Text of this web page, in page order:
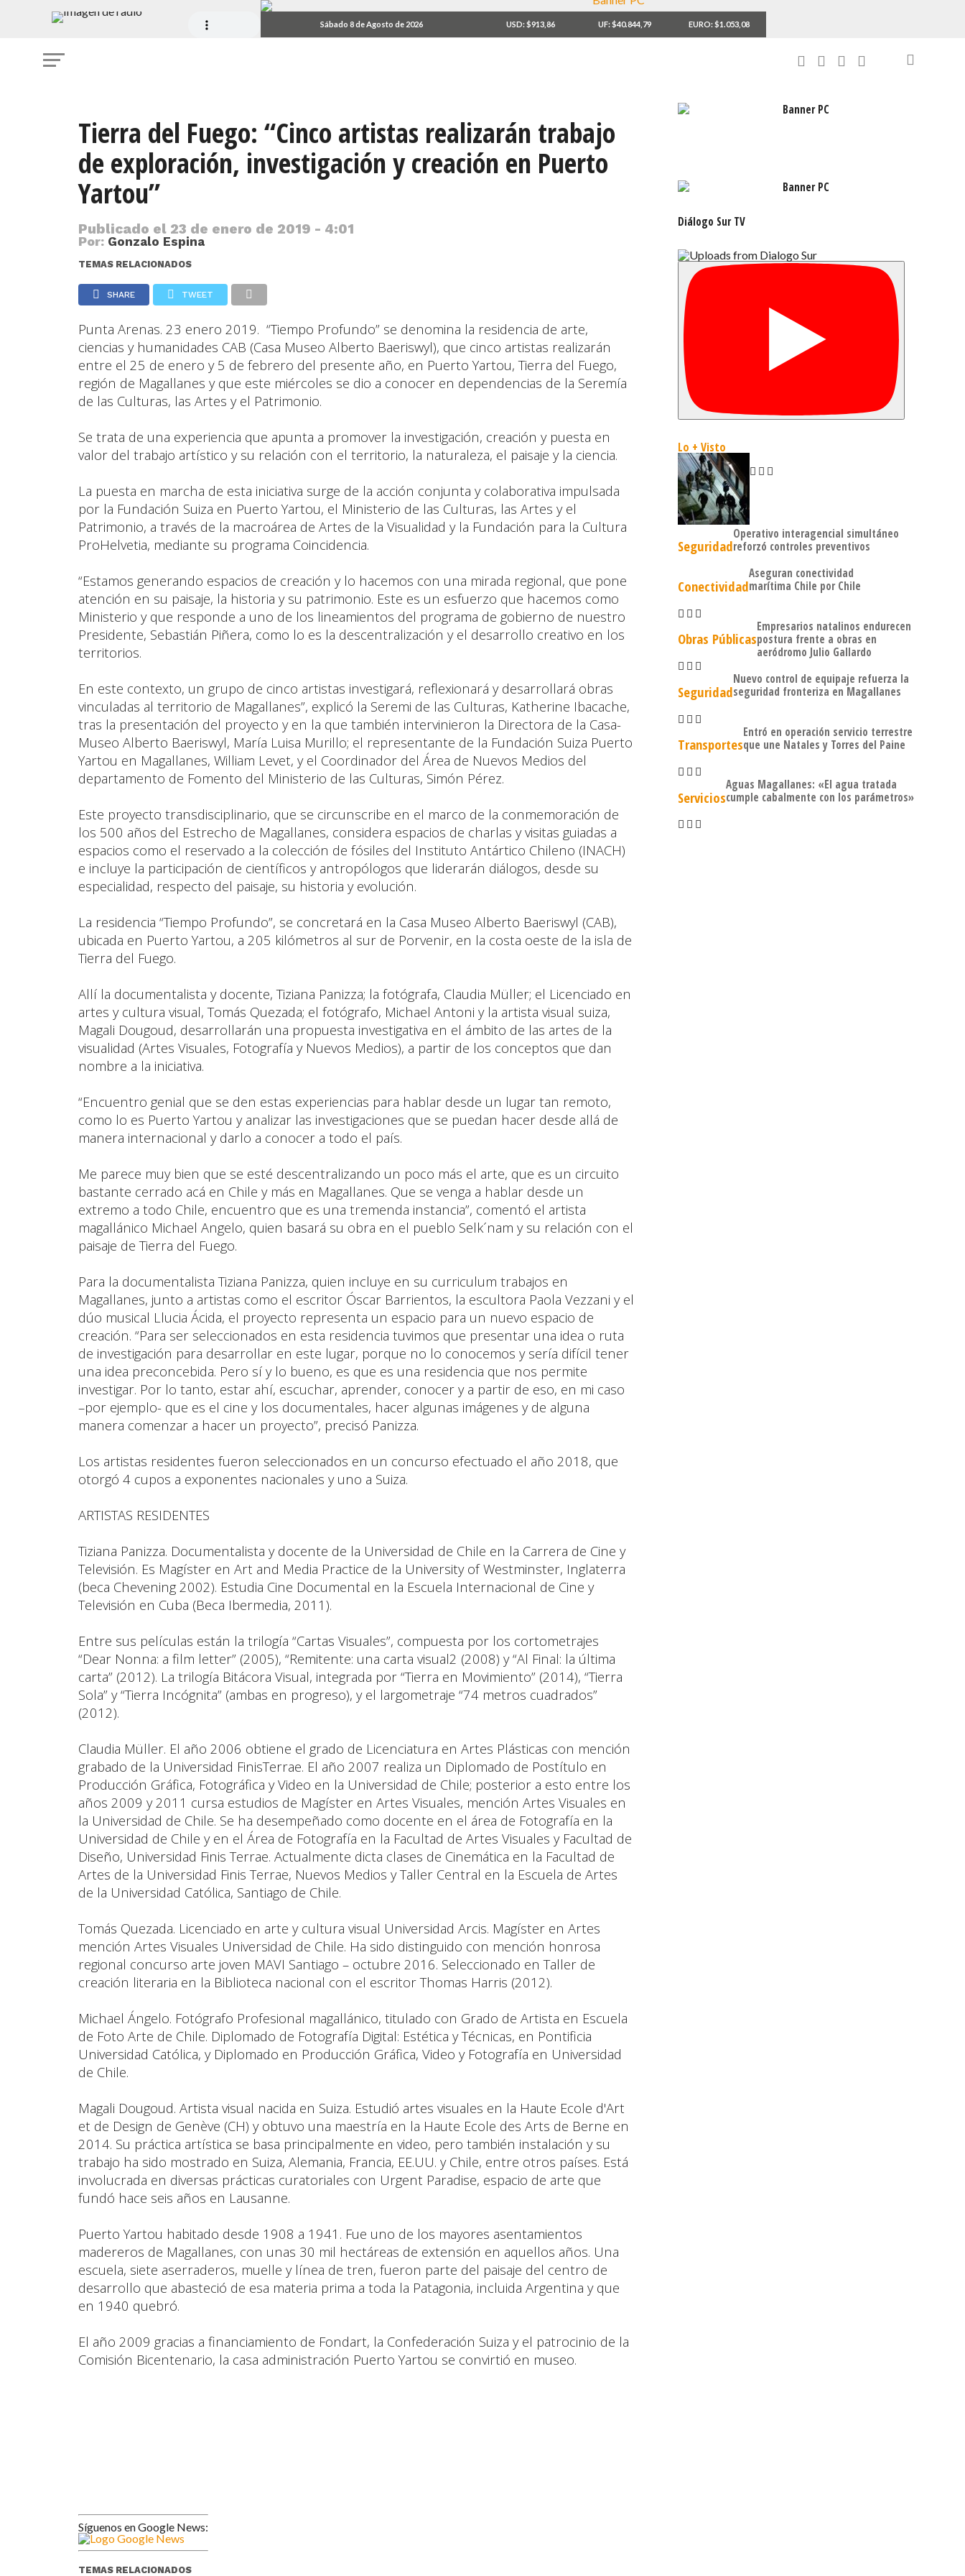
Sábado 8 de Agosto de 2026 USD: $913,86 UF: $40.844,79 EURO: $1.053,08
Tierra del Fuego: “Cinco artistas realizarán trabajo
de exploración, investigación y creación en Puerto
Yartou”
Publicado el 23 de enero de 2019 - 4:01
Por: Gonzalo Espina
TEMAS RELACIONADOS
SHARE TWEET
Punta Arenas. 23 enero 2019. “Tiempo Profundo” se denomina la residencia de arte,
ciencias y humanidades CAB (Casa Museo Alberto Baeriswyl), que cinco artistas realizarán
entre el 25 de enero y 5 de febrero del presente año, en Puerto Yartou, Tierra del Fuego,
región de Magallanes y que este miércoles se dio a conocer en dependencias de la Seremía
de las Culturas, las Artes y el Patrimonio.
Se trata de una experiencia que apunta a promover la investigación, creación y puesta en
valor del trabajo artístico y su relación con el territorio, la naturaleza, el paisaje y la ciencia.
La puesta en marcha de esta iniciativa surge de la acción conjunta y colaborativa impulsada
por la Fundación Suiza en Puerto Yartou, el Ministerio de las Culturas, las Artes y el
Patrimonio, a través de la macroárea de Artes de la Visualidad y la Fundación para la Cultura
ProHelvetia, mediante su programa Coincidencia.
“Estamos generando espacios de creación y lo hacemos con una mirada regional, que pone
atención en su paisaje, la historia y su patrimonio. Este es un esfuerzo que hacemos como
Ministerio y que responde a uno de los lineamientos del programa de gobierno de nuestro
Presidente, Sebastián Piñera, como lo es la descentralización y el desarrollo creativo en los
territorios.
En este contexto, un grupo de cinco artistas investigará, reflexionará y desarrollará obras
vinculadas al territorio de Magallanes”, explicó la Seremi de las Culturas, Katherine Ibacache,
tras la presentación del proyecto y en la que también intervinieron la Directora de la Casa-
Museo Alberto Baeriswyl, María Luisa Murillo; el representante de la Fundación Suiza Puerto
Yartou en Magallanes, William Levet, y el Coordinador del Área de Nuevos Medios del
departamento de Fomento del Ministerio de las Culturas, Simón Pérez.
Este proyecto transdisciplinario, que se circunscribe en el marco de la conmemoración de
los 500 años del Estrecho de Magallanes, considera espacios de charlas y visitas guiadas a
espacios como el reservado a la colección de fósiles del Instituto Antártico Chileno (INACH)
e incluye la participación de científicos y antropólogos que liderarán diálogos, desde su
especialidad, respecto del paisaje, su historia y evolución.
La residencia “Tiempo Profundo”, se concretará en la Casa Museo Alberto Baeriswyl (CAB),
ubicada en Puerto Yartou, a 205 kilómetros al sur de Porvenir, en la costa oeste de la isla de
Tierra del Fuego.
Allí la documentalista y docente, Tiziana Panizza; la fotógrafa, Claudia Müller; el Licenciado en
artes y cultura visual, Tomás Quezada; el fotógrafo, Michael Antoni y la artista visual suiza,
Magali Dougoud, desarrollarán una propuesta investigativa en el ámbito de las artes de la
visualidad (Artes Visuales, Fotografía y Nuevos Medios), a partir de los conceptos que dan
nombre a la iniciativa.
“Encuentro genial que se den estas experiencias para hablar desde un lugar tan remoto,
como lo es Puerto Yartou y analizar las investigaciones que se puedan hacer desde allá de
manera internacional y darlo a conocer a todo el país.
Me parece muy bien que se esté descentralizando un poco más el arte, que es un circuito
bastante cerrado acá en Chile y más en Magallanes. Que se venga a hablar desde un
extremo a todo Chile, encuentro que es una tremenda instancia”, comentó el artista
magallánico Michael Angelo, quien basará su obra en el pueblo Selk´nam y su relación con el
paisaje de Tierra del Fuego.
Para la documentalista Tiziana Panizza, quien incluye en su curriculum trabajos en
Magallanes, junto a artistas como el escritor Óscar Barrientos, la escultora Paola Vezzani y el
dúo musical Llucia Ácida, el proyecto representa un espacio para un nuevo espacio de
creación. “Para ser seleccionados en esta residencia tuvimos que presentar una idea o ruta
de investigación para desarrollar en este lugar, porque no lo conocemos y sería difícil tener
una idea preconcebida. Pero sí y lo bueno, es que es una residencia que nos permite
investigar. Por lo tanto, estar ahí, escuchar, aprender, conocer y a partir de eso, en mi caso
–por ejemplo- que es el cine y los documentales, hacer algunas imágenes y de alguna
manera comenzar a hacer un proyecto”, precisó Panizza.
Los artistas residentes fueron seleccionados en un concurso efectuado el año 2018, que
otorgó 4 cupos a exponentes nacionales y uno a Suiza.
ARTISTAS RESIDENTES
Tiziana Panizza. Documentalista y docente de la Universidad de Chile en la Carrera de Cine y
Televisión. Es Magíster en Art and Media Practice de la University of Westminster, Inglaterra
(beca Chevening 2002). Estudia Cine Documental en la Escuela Internacional de Cine y
Televisión en Cuba (Beca Ibermedia, 2011).
Entre sus películas están la trilogía “Cartas Visuales”, compuesta por los cortometrajes
“Dear Nonna: a film letter” (2005), “Remitente: una carta visual2 (2008) y “Al Final: la última
carta” (2012). La trilogía Bitácora Visual, integrada por “Tierra en Movimiento” (2014), “Tierra
Sola” y “Tierra Incógnita” (ambas en progreso), y el largometraje “74 metros cuadrados”
(2012).
Claudia Müller. El año 2006 obtiene el grado de Licenciatura en Artes Plásticas con mención
grabado de la Universidad FinisTerrae. El año 2007 realiza un Diplomado de Postítulo en
Producción Gráfica, Fotográfica y Video en la Universidad de Chile; posterior a esto entre los
años 2009 y 2011 cursa estudios de Magíster en Artes Visuales, mención Artes Visuales en
la Universidad de Chile. Se ha desempeñado como docente en el área de Fotografía en la
Universidad de Chile y en el Área de Fotografía en la Facultad de Artes Visuales y Facultad de
Diseño, Universidad Finis Terrae. Actualmente dicta clases de Cinemática en la Facultad de
Artes de la Universidad Finis Terrae, Nuevos Medios y Taller Central en la Escuela de Artes
de la Universidad Católica, Santiago de Chile.
Tomás Quezada. Licenciado en arte y cultura visual Universidad Arcis. Magíster en Artes
mención Artes Visuales Universidad de Chile. Ha sido distinguido con mención honrosa
regional concurso arte joven MAVI Santiago – octubre 2016. Seleccionado en Taller de
creación literaria en la Biblioteca nacional con el escritor Thomas Harris (2012).
Michael Ángelo. Fotógrafo Profesional magallánico, titulado con Grado de Artista en Escuela
de Foto Arte de Chile. Diplomado de Fotografía Digital: Estética y Técnicas, en Pontificia
Universidad Católica, y Diplomado en Producción Gráfica, Video y Fotografía en Universidad
de Chile.
Magali Dougoud. Artista visual nacida en Suiza. Estudió artes visuales en la Haute Ecole d'Art
et de Design de Genève (CH) y obtuvo una maestría en la Haute Ecole des Arts de Berne en
2014. Su práctica artística se basa principalmente en video, pero también instalación y su
trabajo ha sido mostrado en Suiza, Alemania, Francia, EE.UU. y Chile, entre otros países. Está
involucrada en diversas prácticas curatoriales con Urgent Paradise, espacio de arte que
fundó hace seis años en Lausanne.
Puerto Yartou habitado desde 1908 a 1941. Fue uno de los mayores asentamientos
madereros de Magallanes, con unas 30 mil hectáreas de extensión en aquellos años. Una
escuela, siete aserraderos, muelle y línea de tren, fueron parte del paisaje del centro de
desarrollo que abasteció de esa materia prima a toda la Patagonia, incluida Argentina y que
en 1940 quebró.
El año 2009 gracias a financiamiento de Fondart, la Confederación Suiza y el patrocinio de la
Comisión Bicentenario, la casa administración Puerto Yartou se convirtió en museo.
Síguenos en Google News:
TEMAS RELACIONADOS
Diálogo Sur TV
Lo + Visto
Seguridad
Operativo interagencial simultáneo
reforzó controles preventivos
Conectividad
Aseguran conectividad
marítima Chile por Chile
Obras Públicas
Empresarios natalinos endurecen
postura frente a obras en
aeródromo Julio Gallardo
Seguridad
Nuevo control de equipaje refuerza la
seguridad fronteriza en Magallanes
Transportes
Entró en operación servicio terrestre
que une Natales y Torres del Paine
Servicios
Aguas Magallanes: «El agua tratada
cumple cabalmente con los parámetros»